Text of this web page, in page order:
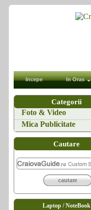
Incepe In Oras
Categorii
Foto & Video
Mica Publicitate
Cautare
cautare
Laptop / NoteBook